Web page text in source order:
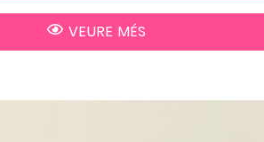
VEURE MÉS